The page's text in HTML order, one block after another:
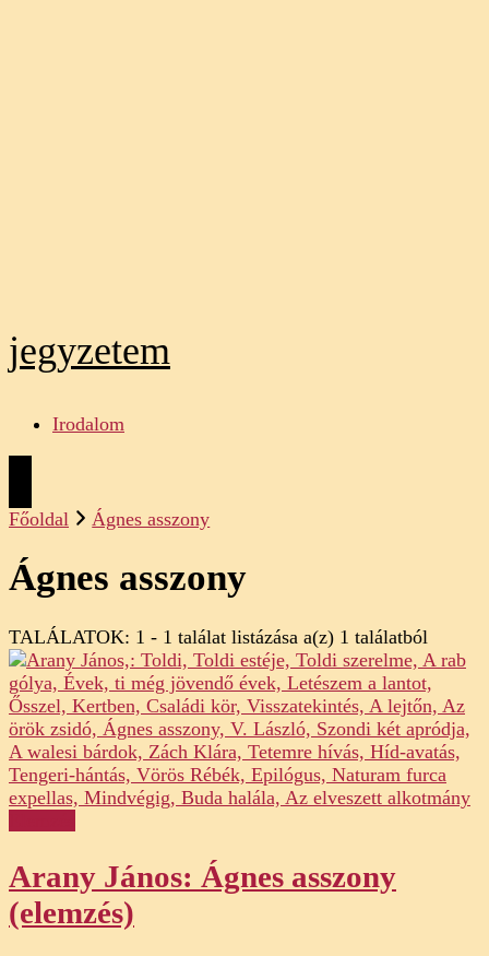
jegyzetem
Irodalom
Főoldal Ágnes asszony
Ágnes asszony
TALÁLATOK: 1 - 1 találat listázása a(z) 1 találatból
Arany János: Ágnes asszony
(elemzés)